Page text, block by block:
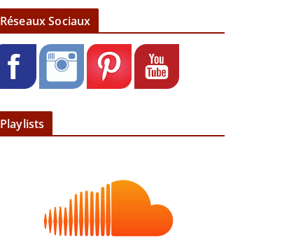
Réseaux Sociaux
Playlists